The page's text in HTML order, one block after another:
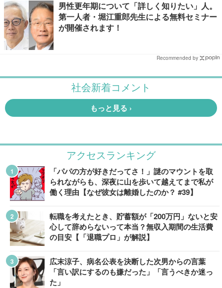
男性更年期について「詳しく知りたい」人。
第一人者・堀江重郎先生による無料セミナー
が開催されます！
Recommended by
アクセスランキング
「パパの方が好きだってさ！」謎のマウントを取
られながらも、深夜に山を歩いて越えてまで私が
働く理由【なぜ彼女は離婚したのか？ #39】
転職を考えたとき、貯蓄額が「200万円」ないと安
心して辞めらないって本当？無収入期間の生活費
の目安【「退職プロ」が解説】
広末涼子、病名公表を決断した次男からの言葉
「言い訳にするのも嫌だった」「言うべきか迷っ
た」